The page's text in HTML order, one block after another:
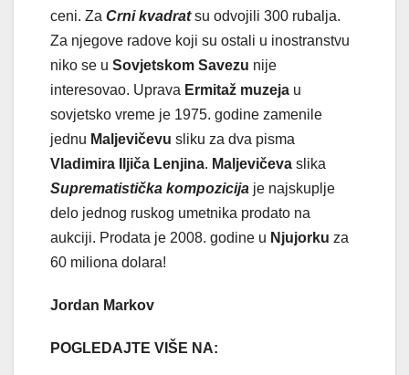
ceni. Za Crni kvadratsu odvojili 300 rubalja.
Za njegove radove koji su ostali u inostranstvu
niko se u Sovjetskom Savezu nije
interesovao. Uprava Ermitaž muzeja u
sovjetsko vreme je 1975. godine zamenile
jednu Maljevičevu sliku za dva pisma
Vladimira Iljiča Lenjina. Maljevičeva slika
Suprematistička kompozicija je najskuplje
delo jednog ruskog umetnika prodato na
aukciji. Prodata je 2008. godine u Njujorku za
60 miliona dolara!
Jordan Markov
POGLEDAJTE VIŠE NA: